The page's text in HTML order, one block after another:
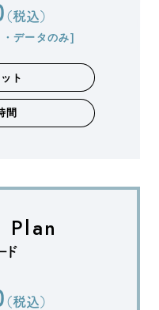
（税込）
データのみ]
ト
間
Plan
ド
（税込）